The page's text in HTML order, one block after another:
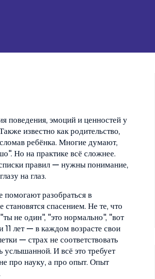
поведения, эмоций и ценностей у
известно какродительство,
ребёнка. Многие думают,
Но на практике всё сложнее.
правил — нужны понимание,
на глаз.
помогают разобраться в
становятся спасением. Не те, что
не один", "это нормально", "вот
11 лет — в каждом возрасте свои
— страх не соответствовать
услышанной. И всё это требует
про науку, а про опыт. Опыт